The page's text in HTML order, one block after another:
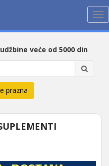
veće od 5000 din
prazna